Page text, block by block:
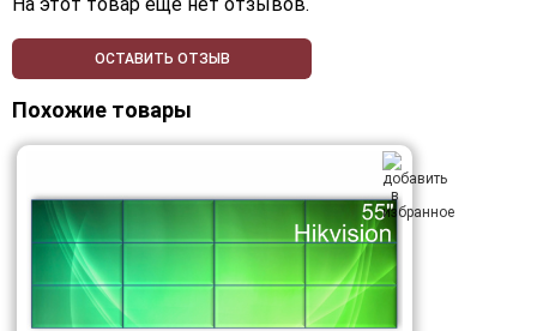
На этот товар еще нет отзывов.
ОСТАВИТЬ ОТЗЫВ
Похожие товары